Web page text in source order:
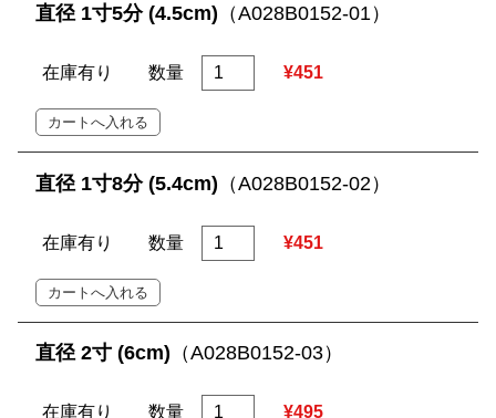
直径 1寸5分 (4.5cm) （A028B0152-01）
在庫有り 数量 ¥451
直径 1寸8分 (5.4cm) （A028B0152-02）
在庫有り 数量 ¥451
直径 2寸 (6cm) （A028B0152-03）
在庫有り 数量 ¥495